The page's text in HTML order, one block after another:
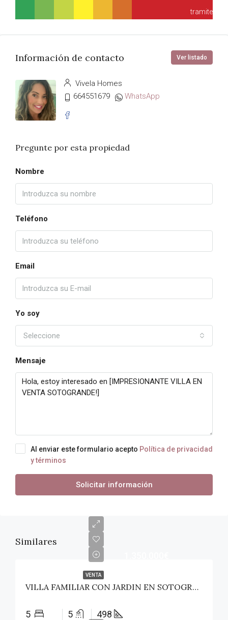
tramite
Información de contacto Ver listado
Vivela Homes
664551679
WhatsApp
Pregunte por esta propiedad
Nombre
Teléfono
Email
Yo soy
Seleccione
Mensaje
Al enviar este formulario acepto Política de privacidad
y términos
Solicitar información
Similares
VENTA
VILLA FAMILIAR CON JARDIN EN SOTOGRANDE ALTO!
5 5 498